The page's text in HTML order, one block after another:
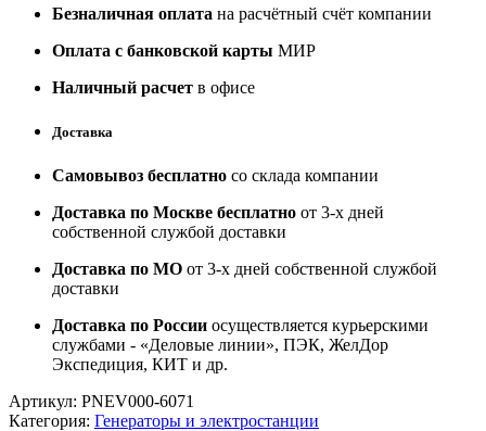
Безналичная оплата на расчётный счёт компании
Оплата с банковской карты МИР
Наличный расчет в офисе
Доставка
Самовывоз бесплатно со склада компании
Доставка по Москве бесплатно от 3-х дней
собственной службой доставки
Доставка по МО от 3-х дней собственной службой
доставки
Доставка по России осуществляется курьерскими
службами - «Деловые линии», ПЭК, ЖелДор
Экспедиция, КИТ и др.
Артикул: PNEV000-6071
Категория: Генераторы и электростанции